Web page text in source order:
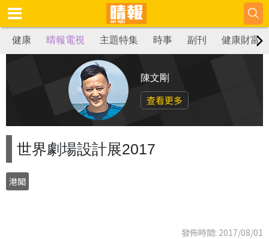
健康 晴報電視 主題特集 時事 副刊 健康財富
陳文剛
查看更多
世界劇場設計展2017
港聞
發佈時間: 2017/08/01